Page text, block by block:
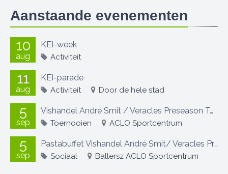
Aanstaande evenementen
10
aug
KEI-week
Activiteit
11
aug
KEI-parade
Activiteit Door de hele stad
5
sep
Vishandel André Smit / Veracles Preseason Toernooi
Toernooien ACLO Sportcentrum
5
sep
Pastabuffet Vishandel André Smit/ Veracles Preseason Toernooi
Sociaal Ballersz ACLO Sportcentrum